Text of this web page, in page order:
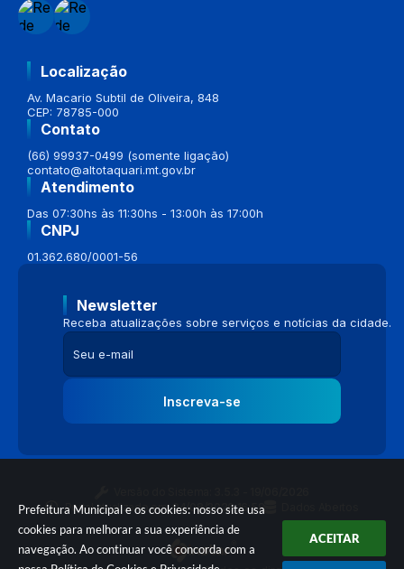
Prefeitura Municipal e os cookies: nosso site usa
cookies para melhorar a sua experiência de
navegação. Ao continuar você concorda com a
ACEITAR
Localização
Av. Macario Subtil de Oliveira, 848
CEP: 78785-000
Contato
(66) 99937-0499 (somente ligação)
contato@altotaquari.mt.gov.br
Atendimento
Das 07:30hs às 11:30hs - 13:00h às 17:00h
CNPJ
01.362.680/0001-56
Newsletter
Receba atualizações sobre serviços e notícias da cidade.
Inscreva-se
Portal atualizado em:04/08/2026 16:58